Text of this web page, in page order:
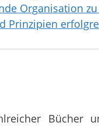
Organisation zu
Prinzipien
Bücher